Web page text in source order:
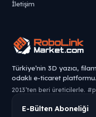
İletişim
Türkiye’nin 3D yazıcı,
odaklı e-ticaret platformu.
2013’ten beri üreticilerle.
E-Bülten Aboneliği